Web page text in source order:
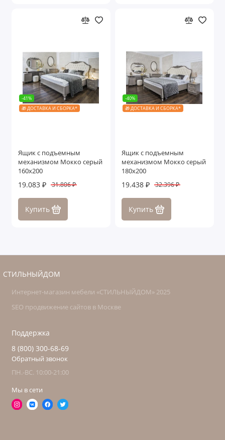
-41%
🎁 ДОСТАВКА И СБОРКА*
Ящик с подъемным
механизмом Мокко серый
160х200
19.083 ₽ 31.806 ₽
Купить
-40%
🎁 ДОСТАВКА И СБОРКА*
Ящик с подъемным
механизмом Мокко серый
180х200
19.438 ₽ 32.396 ₽
Купить
СТИЛЬНЫЙДОМ
Интернет-магазин мебели «СТИЛЬНЫЙДОМ» 2025
SEO продвижение сайтов в Москве
Поддержка
8 (800) 300-68-69
Обратный звонок
ПН.-ВС. 10:00-21:00
Мы в сети